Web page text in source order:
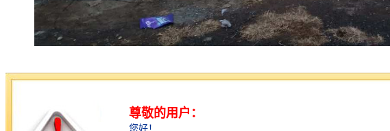
割草机的发明为人们减少了工作时间，减轻了劳动力输出，使工作人员的劳动有了
且为我们提供了更良好的服务。同时具有一定的噪音，很多除草机声音很大，影响人